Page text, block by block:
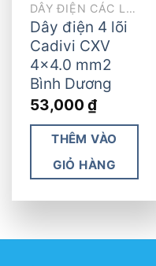
DÂY ĐIỆN CÁC LOẠI
Dây điện 4 lõi
Cadivi CXV
4×4.0 mm2
Bình Dương
53,000 ₫
THÊM VÀO
GIỎ HÀNG